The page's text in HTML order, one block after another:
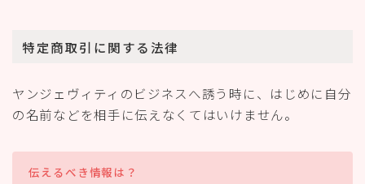
特定商取引に関する法律
ヤンジェヴィティのビジネスへ誘う時に、はじめに自分
の名前などを相手に伝えなくてはいけません。
伝えるべき情報は？